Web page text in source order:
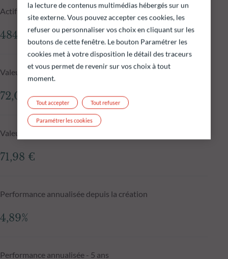
Actif net du fonds au 06.08.2026
484,06 M€
Valeur liquidative au 06.08.2026
72,07 €
Valeur liquidative J-1
71,98 €
Performance annualisée depuis la création
4,89%
Performance annualisée - 5 ans
la lecture de contenus multimédias hébergés sur un
site externe. Vous pouvez accepter ces cookies, les
refuser ou personnaliser vos choix en cliquant sur les
boutons de cette fenêtre. Le bouton Paramétrer les
cookies met à votre disposition le détail des traceurs
et vous permet de revenir sur vos choix à tout
moment.
Tout refuser
Tout accepter
Paramétrer les cookies